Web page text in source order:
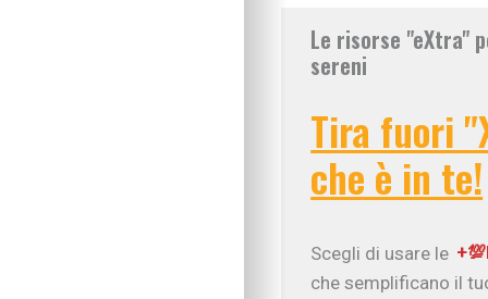
Le risorse "eXtra"
sereni
Tira fuori
che è in te!
Scegli di usare le
che semplificano il